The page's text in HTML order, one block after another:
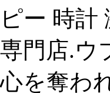
ピー 時計
専門店.ウ
心を奪わ